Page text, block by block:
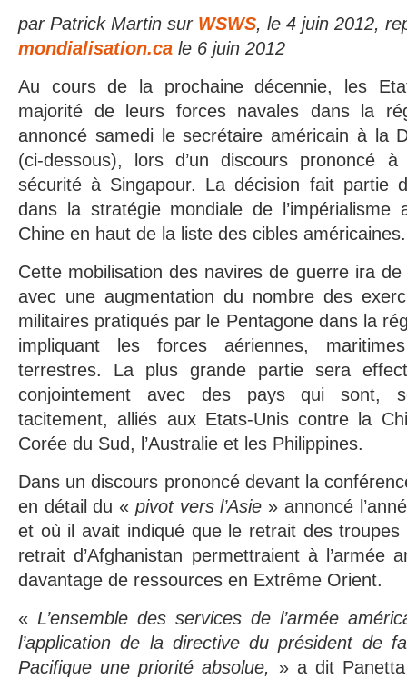
par Patrick Martin sur WSWS, le 4 juin 2012,
mondialisation.ca le 6 juin 2012
Au cours de la prochaine décennie, les
majorité de leurs forces navales dans la
annoncé samedi le secrétaire américain à la
(ci-dessous), lors d’un discours prononcé
sécurité à Singapour. La décision fait partie
dans la stratégie mondiale de l’impérialisme
Chine en haut de la liste des cibles américaines.
Cette mobilisation des navires de guerre ira de
avec une augmentation du nombre des
militaires pratiqués par le Pentagone dans la
impliquant les forces aériennes,
terrestres. La plus grande partie sera
conjointement avec des pays qui sont,
tacitement, alliés aux Etats-Unis contre la
Corée du Sud, l’Australie et les Philippines.
Dans un discours prononcé devant la
en détail du « pivot vers l’Asie » annoncé
et où il avait indiqué que le retrait des troupes
retrait d’Afghanistan permettraient à l’armée
davantage de ressources en Extrême Orient.
« L’ensemble des services de l’armée
l’application de la directive du président de
Pacifique une priorité absolue, » a dit